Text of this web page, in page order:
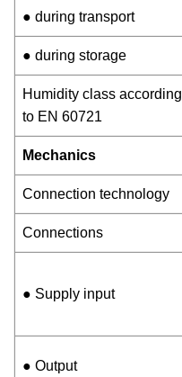
● during transport
● during storage
Humidity class according
to EN 60721
Mechanics
Connection technology
Connections
● Supply input
● Output